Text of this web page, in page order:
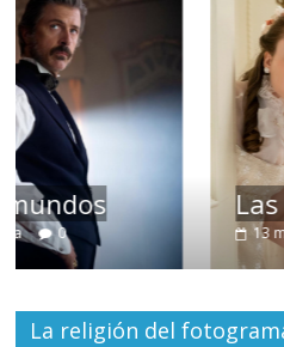
Las series-
13 marzo, 2026 Julio
La religión del